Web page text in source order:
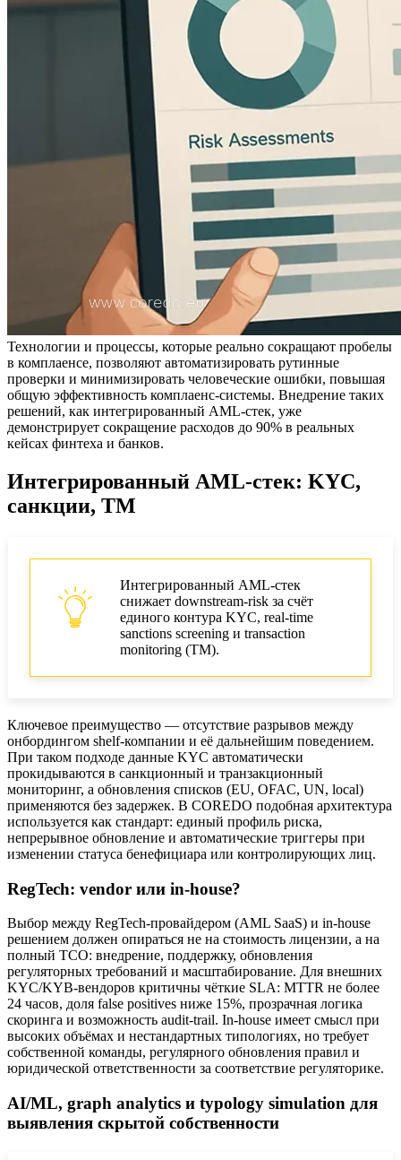
Технологии и процессы, которые реально сокращают пробелы
в комплаенсе, позволяют автоматизировать рутинные
проверки и минимизировать человеческие ошибки, повышая
общую эффективность комплаенс-системы. Внедрение таких
решений, как интегрированный AML-стек, уже
демонстрирует сокращение расходов до 90% в реальных
кейсах финтеха и банков.
Интегрированный AML-стек: KYC,
санкции, TM
Интегрированный AML-стек
снижает downstream-risk за счёт
единого контура KYC, real-time
sanctions screening и transaction
monitoring (TM).
Ключевое преимущество — отсутствие разрывов между
онбордингом shelf-компании и её дальнейшим поведением.
При таком подходе данные KYC автоматически
прокидываются в санкционный и транзакционный
мониторинг, а обновления списков (EU, OFAC, UN, local)
применяются без задержек. В COREDO подобная архитектура
используется как стандарт: единый профиль риска,
непрерывное обновление и автоматические триггеры при
изменении статуса бенефициара или контролирующих лиц.
RegTech: vendor или in-house?
Выбор между RegTech-провайдером (AML SaaS) и in-house
решением должен опираться не на стоимость лицензии, а на
полный TCO: внедрение, поддержку, обновления
регуляторных требований и масштабирование. Для внешних
KYC/KYB-вендоров критичны чёткие SLA: MTTR не более
24 часов, доля false positives ниже 15%, прозрачная логика
скоринга и возможность audit-trail. In-house имеет смысл при
высоких объёмах и нестандартных типологиях, но требует
собственной команды, регулярного обновления правил и
юридической ответственности за соответствие регуляторике.
AI/ML, graph analytics и typology simulation для
выявления скрытой собственности